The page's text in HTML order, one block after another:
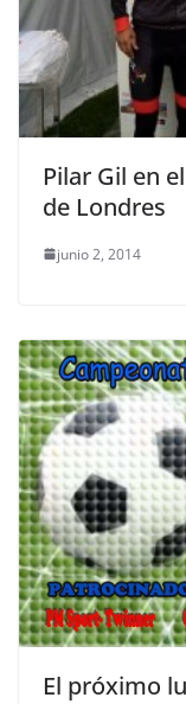
Pilar Gil en
de Londres
junio 2, 2014
El próximo